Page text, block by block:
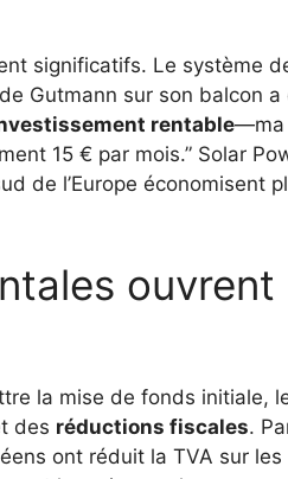
significatifs. Le système
Gutmann sur son balcon a
rentable—ma
15 € par mois.” Solar
de l’Europe économisent
ouvrent
la mise de fonds initiale,
des réductions fiscales.
ont réduit la TVA sur les